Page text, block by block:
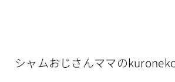
シャムおじさんママの